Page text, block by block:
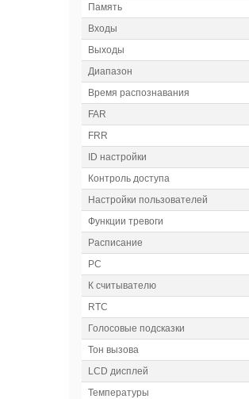
Память
Входы
Выходы
Диапазон
Время распознавания
FAR
FRR
ID настройки
Контроль доступа
Настройки пользователей
Функции тревоги
Расписание
PC
К считывателю
RTC
Голосовые подсказки
Тон вызова
LCD дисплей
Температуры